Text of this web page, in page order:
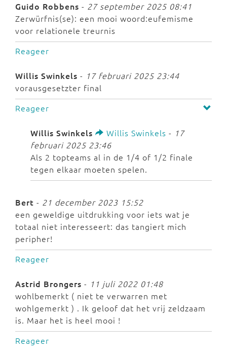
Guido Robbens - 27 september 2025 08:41
Zerwürfnis(se): een mooi woord:eufemisme
voor relationele treurnis
Reageer
Willis Swinkels - 17 februari 2025 23:44
vorausgesetzter final
Reageer
Willis Swinkels Willis Swinkels - 17
februari 2025 23:46
Als 2 topteams al in de 1/4 of 1/2 finale
tegen elkaar moeten spelen.
Bert - 21 december 2023 15:52
een geweldige uitdrukking voor iets wat je
totaal niet interesseert: das tangiert mich
peripher!
Reageer
Astrid Brongers - 11 juli 2022 01:48
wohlbemerkt ( niet te verwarren met
wohlgemerkt ) . Ik geloof dat het vrij zeldzaam
is. Maar het is heel mooi !
Reageer